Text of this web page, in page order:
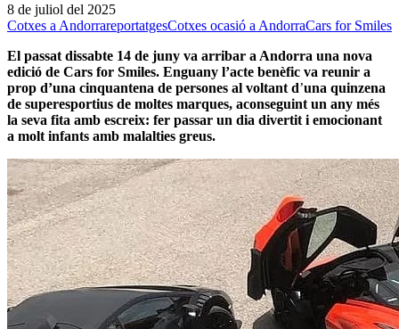
8 de juliol del 2025
Cotxes a AndorrareportatgesCotxes ocasió a AndorraCars for Smiles
El passat dissabte 14 de juny va arribar a Andorra una nova
edició de Cars for Smiles. Enguany l’acte benèfic va reunir a
prop d’una cinquantena de persones al voltant d’una quinzena
de superesportius de moltes marques, aconseguint un any més
la seva fita amb escreix: fer passar un dia divertit i emocionant
a molt infants amb malalties greus.